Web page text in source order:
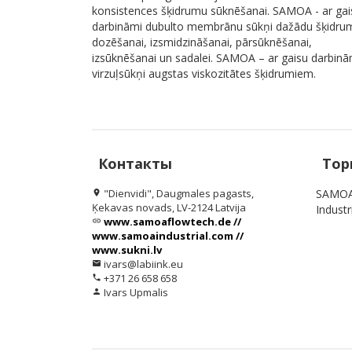
konsistences šķidrumu sūknēšanai. SAMOA - ar
darbināmi dubulto membrānu sūkņi dažādu
dozēšanai, izsmidzināšanai, pārsūknēšanai,
izsūknēšanai un sadalei. SAMOA – ar gaisu
virzuļsūkņi augstas viskozitātes šķidrumiem.
Контакты
location_on "Dienvidi", Daugmales pagasts,
Ķekavas novads, LV-2124 Latvija
link www.samoaflowtech.de //
www.samoaindustrial.com //
www.sukni.lv
email ivars@labiink.eu
phone +371 26 658 658
person Ivars Upmalis